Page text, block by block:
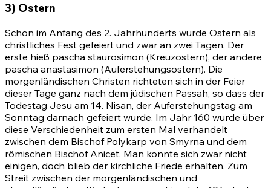
3) Ostern
Schon im Anfang des 2. Jahrhunderts wurde Ostern als
christliches Fest gefeiert und zwar an zwei Tagen. Der
erste hieß pascha staurosimon (Kreuzostern), der andere
pascha anastasimon (Auferstehungsostern). Die
morgenländischen Christen richteten sich in der Feier
dieser Tage ganz nach dem jüdischen Passah, so dass der
Todestag Jesu am 14. Nisan, der Auferstehungstag am
Sonntag darnach gefeiert wurde. Im Jahr 160 wurde über
diese Verschiedenheit zum ersten Mal verhandelt
zwischen dem Bischof Polykarp von Smyrna und dem
römischen Bischof Anicet. Man konnte sich zwar nicht
einigen, doch blieb der kirchliche Friede erhalten. Zum
Streit zwischen der morgenländischen und